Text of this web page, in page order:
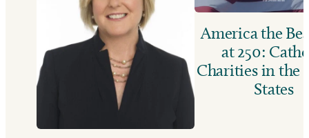
America the
at 250:
Charities in the
States